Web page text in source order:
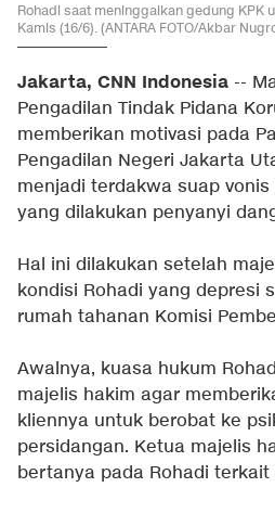
Rohadi saat meninggalkan gedung KPK
Kamis (16/6). (ANTARA FOTO/Akbar
Jakarta, CNN Indonesia --
Pengadilan Tindak Pidana
memberikan motivasi pada
Pengadilan Negeri Jakarta
menjadi terdakwa suap
yang dilakukan penyanyi
Hal ini dilakukan setelah
kondisi Rohadi yang depresi
rumah tahanan Komisi
Awalnya, kuasa hukum
majelis hakim agar
kliennya untuk berobat ke
persidangan. Ketua majelis
bertanya pada Rohadi